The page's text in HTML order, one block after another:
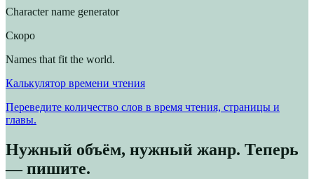
Character name generator
Скоро
Names that fit the world.
Калькулятор времени чтения
Переведите количество слов в время чтения, страницы и
главы.
Нужный объём, нужный жанр. Теперь
— пишите.